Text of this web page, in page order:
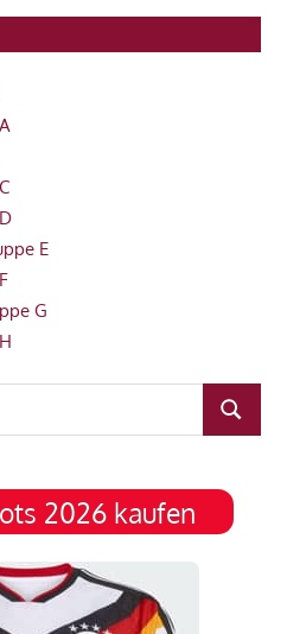
E
G
SUCHEN
2026 kaufen